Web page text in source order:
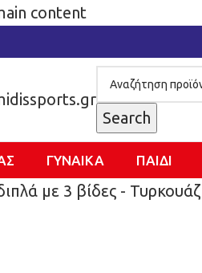
content
Search
ΓΥΝΑΙΚΑ ΠΑΙΔΙ